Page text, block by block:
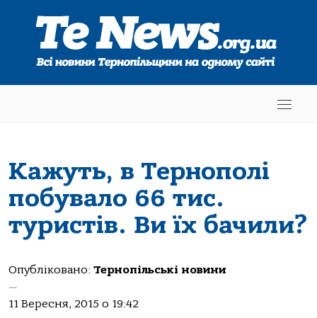
Кажуть, в Тернополі
побувало 66 тис.
туристів. Ви їх бачили?
Опубліковано: Тернопільські новини
—
11 Вересня, 2015 о 19:42